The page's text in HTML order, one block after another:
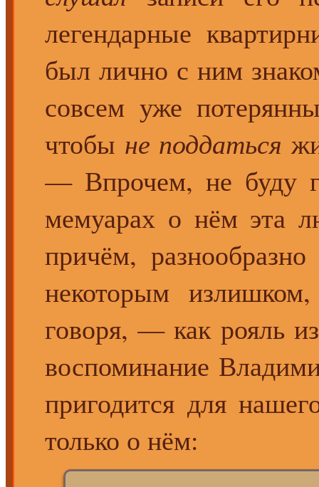
легендарные
был лично с ним
совсем уже
чтобы не поддаться
— Впрочем, не буду
мемуарах о нём эта
причём,
некоторым излишком,
говоря, — как рояль
воспоминание
пригодится для
только о нём: